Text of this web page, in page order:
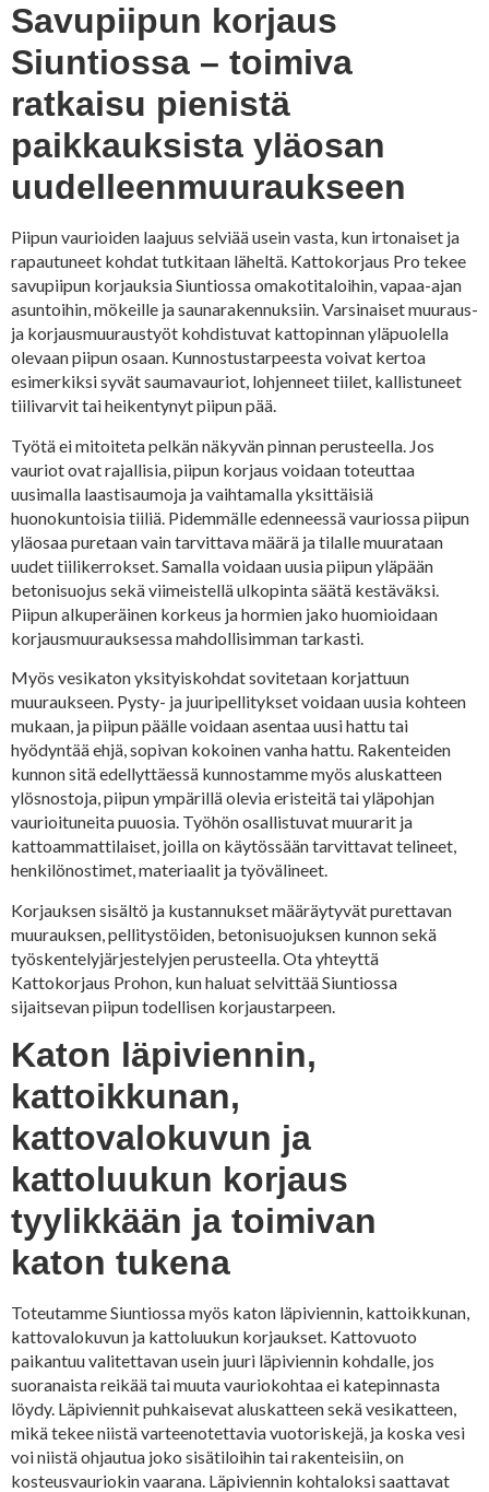
Savupiipun korjaus
Siuntiossa – toimiva
ratkaisu pienistä
paikkauksista yläosan
uudelleenmuuraukseen
Piipun vaurioiden laajuus selviää usein vasta, kun irtonaiset ja
rapautuneet kohdat tutkitaan läheltä. Kattokorjaus Pro tekee
savupiipun korjauksia Siuntiossa omakotitaloihin, vapaa-ajan
asuntoihin, mökeille ja saunarakennuksiin. Varsinaiset muuraus-
ja korjausmuuraustyöt kohdistuvat kattopinnan yläpuolella
olevaan piipun osaan. Kunnostustarpeesta voivat kertoa
esimerkiksi syvät saumavauriot, lohjenneet tiilet, kallistuneet
tiilivarvit tai heikentynyt piipun pää.
Työtä ei mitoiteta pelkän näkyvän pinnan perusteella. Jos
vauriot ovat rajallisia, piipun korjaus voidaan toteuttaa
uusimalla laastisaumoja ja vaihtamalla yksittäisiä
huonokuntoisia tiiliä. Pidemmälle edenneessä vauriossa piipun
yläosaa puretaan vain tarvittava määrä ja tilalle muurataan
uudet tiilikerrokset. Samalla voidaan uusia piipun yläpään
betonisuojus sekä viimeistellä ulkopinta säätä kestäväksi.
Piipun alkuperäinen korkeus ja hormien jako huomioidaan
korjausmuurauksessa mahdollisimman tarkasti.
Myös vesikaton yksityiskohdat sovitetaan korjattuun
muuraukseen. Pysty- ja juuripellitykset voidaan uusia kohteen
mukaan, ja piipun päälle voidaan asentaa uusi hattu tai
hyödyntää ehjä, sopivan kokoinen vanha hattu. Rakenteiden
kunnon sitä edellyttäessä kunnostamme myös aluskatteen
ylösnostoja, piipun ympärillä olevia eristeitä tai yläpohjan
vaurioituneita puuosia. Työhön osallistuvat muurarit ja
kattoammattilaiset, joilla on käytössään tarvittavat telineet,
henkilönostimet, materiaalit ja työvälineet.
Korjauksen sisältö ja kustannukset määräytyvät purettavan
muurauksen, pellitystöiden, betonisuojuksen kunnon sekä
työskentelyjärjestelyjen perusteella. Ota yhteyttä
Kattokorjaus Prohon, kun haluat selvittää Siuntiossa
sijaitsevan piipun todellisen korjaustarpeen.
Katon läpiviennin,
kattoikkunan,
kattovalokuvun ja
kattoluukun korjaus
tyylikkään ja toimivan
katon tukena
Toteutamme Siuntiossa myös katon läpiviennin, kattoikkunan,
kattovalokuvun ja kattoluukun korjaukset. Kattovuoto
paikantuu valitettavan usein juuri läpiviennin kohdalle, jos
suoranaista reikää tai muuta vauriokohtaa ei katepinnasta
löydy. Läpiviennit puhkaisevat aluskatteen sekä vesikatteen,
mikä tekee niistä varteenotettavia vuotoriskejä, ja koska vesi
voi niistä ohjautua joko sisätiloihin tai rakenteisiin, on
kosteusvauriokin vaarana. Läpiviennin kohtaloksi saattavat